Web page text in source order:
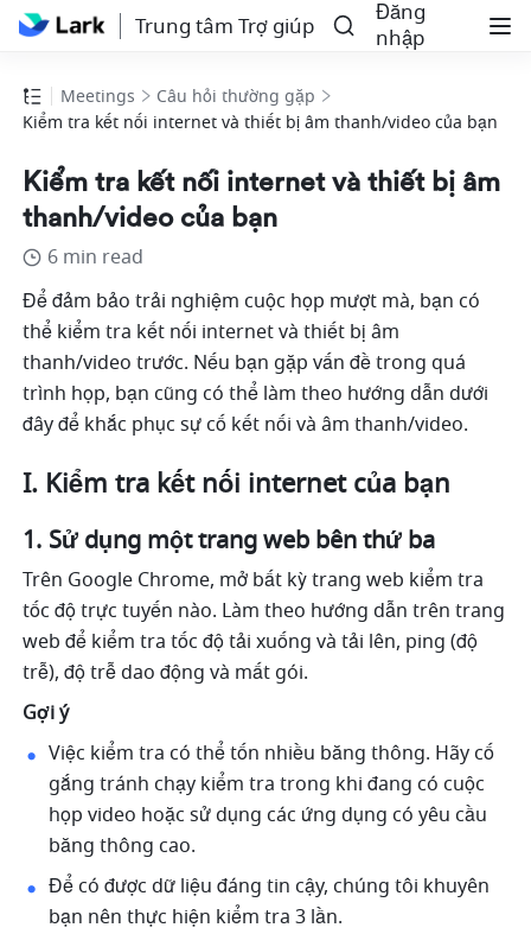
Trung tâm Trợ giúp
Đăng
nhập
Meetings
Câu hỏi thường gặp
Kiểm tra kết nối internet và thiết bị âm thanh/video của bạn
Kiểm tra kết nối internet và thiết bị âm
thanh/video của bạn
6 min read
Để đảm bảo trải nghiệm cuộc họp mượt mà, bạn có
thể kiểm tra kết nối internet và thiết bị âm
thanh/video trước. Nếu bạn gặp vấn đề trong quá
trình họp, bạn cũng có thể làm theo hướng dẫn dưới
đây để khắc phục sự cố kết nối và âm thanh/video.
I. Kiểm tra kết nối internet của bạn
Sử dụng một trang web bên thứ ba
Trên Google Chrome, mở bất kỳ trang web kiểm tra
tốc độ trực tuyến nào. Làm theo hướng dẫn trên trang
web để kiểm tra tốc độ tải xuống và tải lên, ping (độ
trễ), độ trễ dao động và mất gói.
Gợi ý
Việc kiểm tra có thể tốn nhiều băng thông. Hãy cố
gắng tránh chạy kiểm tra trong khi đang có cuộc
họp video hoặc sử dụng các ứng dụng có yêu cầu
băng thông cao.
Để có được dữ liệu đáng tin cậy, chúng tôi khuyên
bạn nên thực hiện kiểm tra 3 lần.